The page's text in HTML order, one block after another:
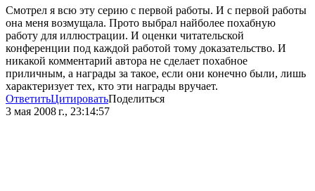
Смотрел я всю эту серию с первой работы. И с первой работы
она меня возмущала. Прото выбрал найболее похабную
работу для иллюстрации. И оценки читательской
конференции под каждой работой тому доказательство. И
никакой комментарий автора не сделает похабное
приличным, а награды за такое, если они конечно были, лишь
характеризует тех, кто эти награды вручает.
ОтветитьЦитироватьПоделиться
3 мая 2008 г., 23:14:57